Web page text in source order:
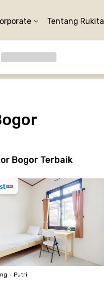
Tentang Rukita
Bogor Terbaik
• Putri